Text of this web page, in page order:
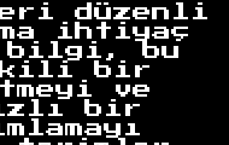
düzenli
ihtiyaç
bilgi, bu
bir
ve
bir